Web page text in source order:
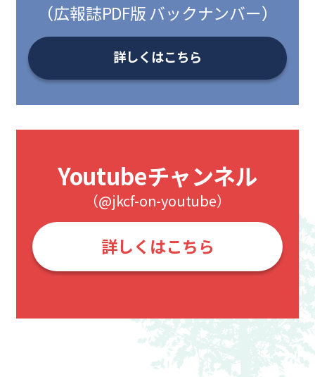
（広報誌PDF版 バックナンバー）
詳しくはこちら
Youtubeチャンネル
（@jkcf-on-youtube）
詳しくはこちら